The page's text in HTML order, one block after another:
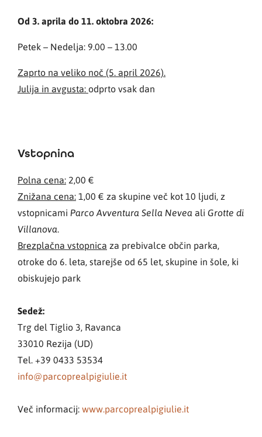
Od 3. aprila do 11. oktobra 2026:
Petek – Nedelja: 9.00 – 13.00
Zaprto na veliko noč (5. april 2026).
Julija in avgusta: odprto vsak dan
Vstopnina
Polna cena:2,00 €
Znižana cena:1,00 € za skupine več kot 10 ljudi, z
vstopnicami Parco Avventura Sella Nevea ali Grotte di
Villanova.
Brezplačna vstopnica za prebivalce občin parka,
otroke do 6. leta, starejše od 65 let, skupine in šole, ki
obiskujejo park
Sedež:
Trg del Tiglio 3, Ravanca
33010 Rezija (UD)
Tel. +39 0433 53534
info@parcoprealpigiulie.it
Več informacij:www.parcoprealpigiulie.it